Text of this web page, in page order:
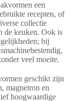
een
recepten, of
collectie
de keuken. Ook is
bij
veel moeite.
geschikt zijn
magnetron en
hoogwaardige